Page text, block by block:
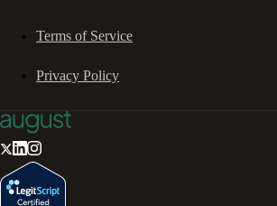
Terms of Service
Privacy Policy